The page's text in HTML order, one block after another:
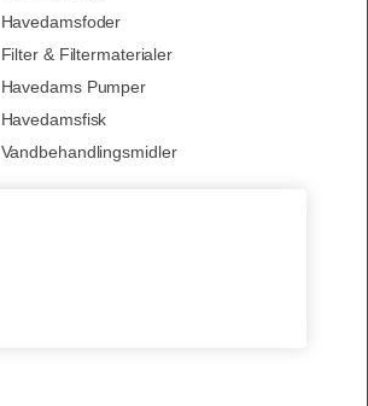
Havedamsfoder
Filter & Filtermaterialer
Havedams Pumper
Havedamsfisk
Vandbehandlingsmidler